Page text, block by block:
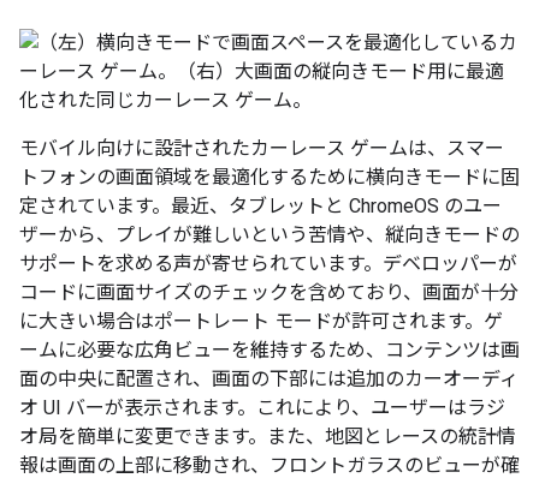
モバイル向けに設計されたカーレース ゲームは、スマー
トフォンの画面領域を最適化するために横向きモードに固
定されています。最近、タブレットと ChromeOS のユー
ザーから、プレイが難しいという苦情や、縦向きモードの
サポートを求める声が寄せられています。デベロッパーが
コードに画面サイズのチェックを含めており、画面が十分
に大きい場合はポートレート モードが許可されます。ゲ
ームに必要な広角ビューを維持するため、コンテンツは画
面の中央に配置され、画面の下部には追加のカーオーディ
オ UI バーが表示されます。これにより、ユーザーはラジ
オ局を簡単に変更できます。また、地図とレースの統計情
報は画面の上部に移動され、フロントガラスのビューが確